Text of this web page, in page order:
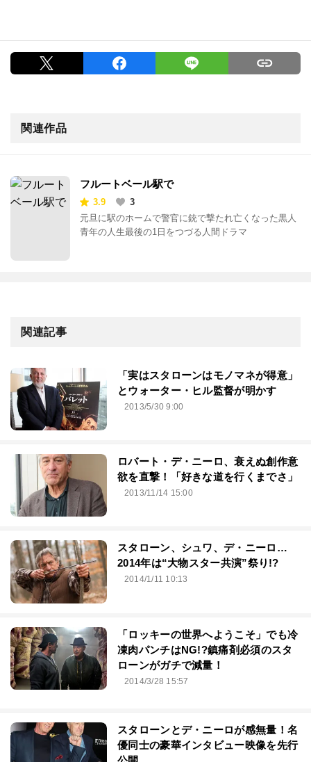
関連作品
フルートベール駅で
3.9
3
元旦に駅のホームで警官に銃で撃たれ亡くなった黒人
青年の人生最後の1日をつづる人間ドラマ
関連記事
「実はスタローンはモノマネが得意」
とウォーター・ヒル監督が明かす
2013/5/30 9:00
ロバート・デ・ニーロ、衰えぬ創作意
欲を直撃！「好きな道を行くまでさ」
2013/11/14 15:00
スタローン、シュワ、デ・ニーロ…
2014年は“大物スター共演”祭り!?
2014/1/11 10:13
「ロッキーの世界へようこそ」でも冷
凍肉パンチはNG!?鎮痛剤必須のスタ
ローンがガチで減量！
2014/3/28 15:57
スタローンとデ・ニーロが感無量！名
優同士の豪華インタビュー映像を先行